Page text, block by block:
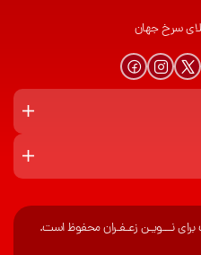
سرخ جهان
نـــویـن زعـفـران محفوظ است.